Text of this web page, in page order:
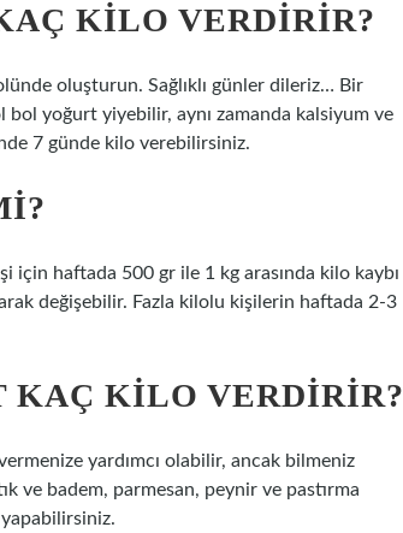
KILO VERDIRIR?
oluşturun. Sağlıklı günler dileriz… Bir
yoğurt yiyebilir, aynı zamanda kalsiyum ve
7 günde kilo verebilirsiniz.
için haftada 500 gr ile 1 kg arasında kilo kaybı
değişebilir. Fazla kilolu kişilerin haftada 2-3
KAÇ KILO VERDIRIR?
yardımcı olabilir, ancak bilmeniz
ve badem, parmesan, peynir ve pastırma